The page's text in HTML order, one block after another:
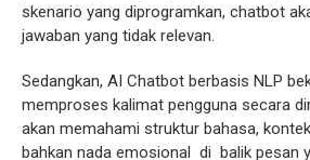
skenario yang diprogramkan, chatbot
jawaban yang tidak relevan.
Sedangkan, AI Chatbot berbasis NLP
memproses kalimat pengguna secara
akan memahami struktur bahasa,
bahkan nada emosional di balik pesan